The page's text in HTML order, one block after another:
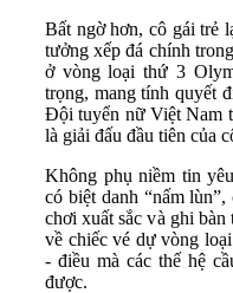
Bất ngờ hơn, cô gái
tưởng xếp đá chính
ở vòng loại thứ 3
trọng, mang tính quyết
Đội tuyển nữ Việt Nam
là giải đấu đầu tiên của
Không phụ niềm tin
có biệt danh “nấm
chơi xuất sắc và ghi bàn
về chiếc vé dự vòng
- điều mà các thế hệ
được.